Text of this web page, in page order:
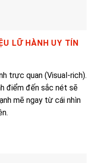
LỮ HÀNH UY TÍN
trực quan (Visual-rich).
điểm đến sắc nét sẽ
mẽ ngay từ cái nhìn